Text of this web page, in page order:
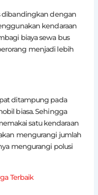
dibandingkan dengan
kendaraan
biaya sewa bus
menjadi lebih
ditampung pada
biasa. Sehingga
satu kendaraan
mengurangi jumlah
mengurangi polusi
Terbaik